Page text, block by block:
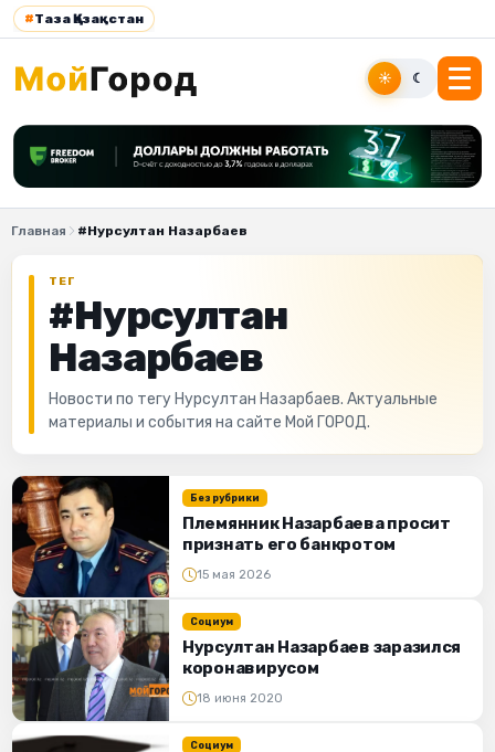
#Таза Қазақстан
☀ ☾
Главная #Нурсултан Назарбаев
ТЕГ
#Нурсултан
Назарбаев
Новости по тегу Нурсултан Назарбаев. Актуальные
материалы и события на сайте Мой ГОРОД.
Без рубрики
Племянник Назарбаева просит
признать его банкротом
15 мая 2026
Социум
Нурсултан Назарбаев заразился
коронавирусом
18 июня 2020
Социум